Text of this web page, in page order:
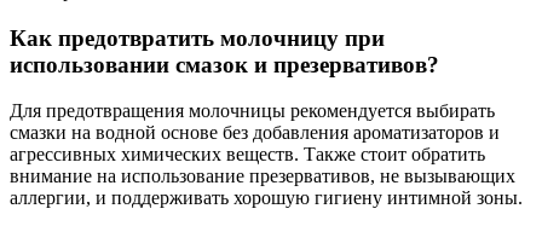
Как предотвратить молочницу при
использовании смазок и презервативов?
Для предотвращения молочницы рекомендуется выбирать
смазки на водной основе без добавления ароматизаторов и
агрессивных химических веществ. Также стоит обратить
внимание на использование презервативов, не вызывающих
аллергии, и поддерживать хорошую гигиену интимной зоны.